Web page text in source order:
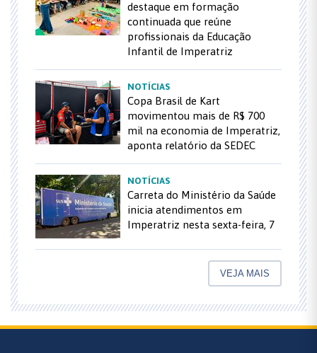
destaque em formação
continuada que reúne
profissionais da Educação
Infantil de Imperatriz
NOTÍCIAS
Copa Brasil de Kart
movimentou mais de R$ 700
mil na economia de Imperatriz,
aponta relatório da SEDEC
NOTÍCIAS
Carreta do Ministério da Saúde
inicia atendimentos em
Imperatriz nesta sexta-feira, 7
VEJA MAIS